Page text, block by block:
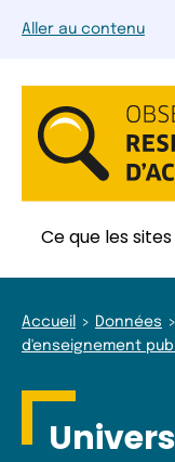
Aller au contenu
Ce que les
Accueil Données
d'enseignement